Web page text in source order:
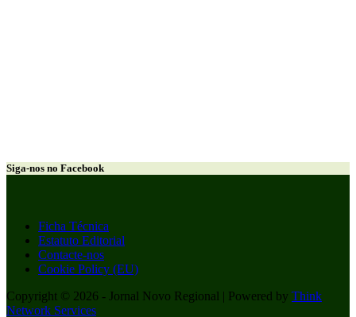
Siga-nos no Facebook
Ficha Técnica
Estatuto Editorial
Contacte-nos
Cookie Policy (EU)
Copyright © 2026 - Jornal Novo Regional | Powered by Think
Network Services